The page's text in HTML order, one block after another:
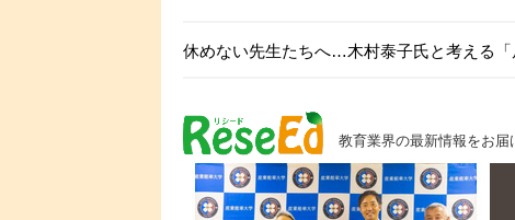
休めない先生たちへ…木村泰子氏と考える
教育業界の最新情報をお届